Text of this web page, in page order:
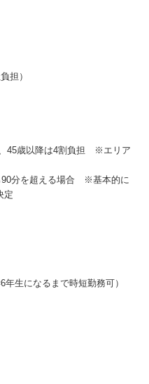
担）
45歳以降は4割負担 ※エリア
90分を超える場合 ※基本的に
定
生になるまで時短勤務可）